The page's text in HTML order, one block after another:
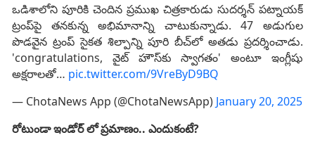
ఒడిశాలోని పూరికి చెందిన ప్రముఖ చిత్రకారుడు సుదర్శన్ పట్నాయక్
ట్రంప్‌పై తనకున్న అభిమానాన్ని చాటుకున్నాడు. 47 అడుగుల
పొడవైన ట్రంప్ సైకత శిల్పాన్ని పూరి బీచ్‌లో అతడు ప్రదర్శించాడు.
'congratulations, వైట్ హౌస్‌కు స్వాగతం' అంటూ ఇంగ్లీషు
అక్షరాలతో… pic.twitter.com/9VreByD9BQ
— ChotaNews App (@ChotaNewsApp) January 20, 2025
రోటుండా ఇండోర్‌ లో ప్రమాణం.. ఎందుకంటే?